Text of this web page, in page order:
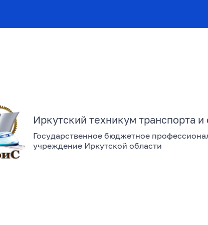
Иркутский техникум транспорта и
Государственное бюджетное
учреждение Иркутской области